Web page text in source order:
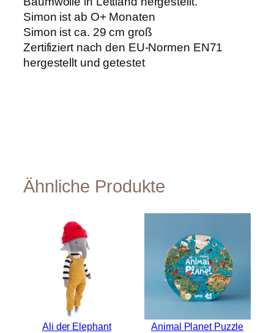
e
r
M
ä
h
Simon ist ab O+ Monaten
Simon ist ca. 29 cm groß
Zertifiziert nach den EU-Normen EN71
hergestellt und getestet
Ähnliche Produkte
Ali der Elephant Animal Planet Puzzle